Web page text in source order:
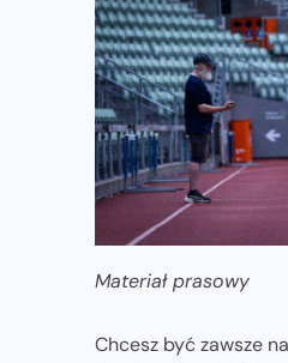
Materiał prasowy
Chcesz być zawsze